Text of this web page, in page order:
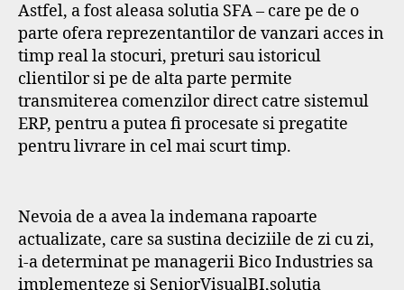
Astfel, a fost aleasa solutia SFA – care pe de o
parte ofera reprezentantilor de vanzari acces in
timp real la stocuri, preturi sau istoricul
clientilor si pe de alta parte permite
transmiterea comenzilor direct catre sistemul
ERP, pentru a putea fi procesate si pregatite
pentru livrare in cel mai scurt timp.
Nevoia de a avea la indemana rapoarte
actualizate, care sa sustina deciziile de zi cu zi,
i-a determinat pe managerii Bico Industries sa
implementeze si SeniorVisualBI,solutia